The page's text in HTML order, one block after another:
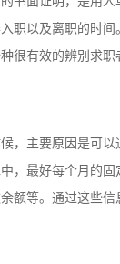
职以及离职的时
很有效的辨别求职
，主要原因是可
，最好每个月的
额等。通过这些